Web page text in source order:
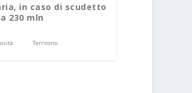
in caso di scudetto
230 mln
Territorio